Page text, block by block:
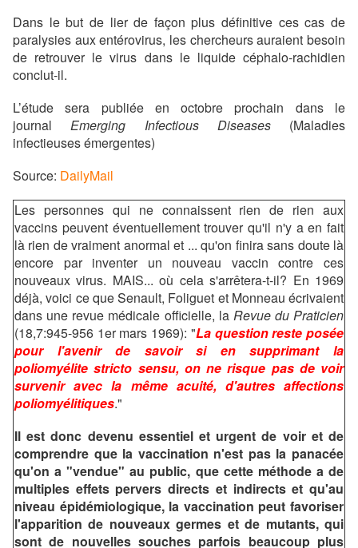
Dans le but de lier de façon plus définitive ces cas de
paralysies aux entérovirus, les chercheurs auraient besoin
de retrouver le virus dans le liquide céphalo-rachidien
conclut-il.
L’étude sera publiée en octobre prochain dans le
journalEmerging Infectious Diseases(Maladies
infectieuses émergentes)
Source: DailyMail
Les personnes qui ne connaissent rien de rien aux
vaccins peuvent éventuellement trouver qu'il n'y a en fait
là rien de vraiment anormal et ... qu'on finira sans doute là
encore par inventer un nouveau vaccin contre ces
nouveaux virus. MAIS... où cela s'arrêtera-t-il? En 1969
déjà, voici ce que Senault, Foliguet et Monneau écrivaient
dans une revue médicale officielle, la Revue du Praticien
(18,7:945-956 1er mars 1969): "La question reste posée
pour l'avenir de savoir si en supprimant la
poliomyélite stricto sensu, on ne risque pas de voir
survenir avec la même acuité, d'autres affections
poliomyélitiques."
Il est donc devenu essentiel et urgent de voir et de
comprendre que la vaccination n'est pas la panacée
qu'on a "vendue" au public, que cette méthode a de
multiples effets pervers directs et indirects et qu'au
niveau épidémiologique, la vaccination peut favoriser
l'apparition de nouveaux germes et de mutants, qui
sont de nouvelles souches parfois beaucoup plus